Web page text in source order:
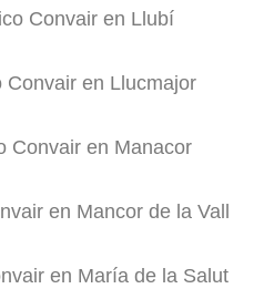
Convair en Llubí
Convair en Llucmajor
Convair en Manacor
en Mancor de la Vall
en María de la Salut